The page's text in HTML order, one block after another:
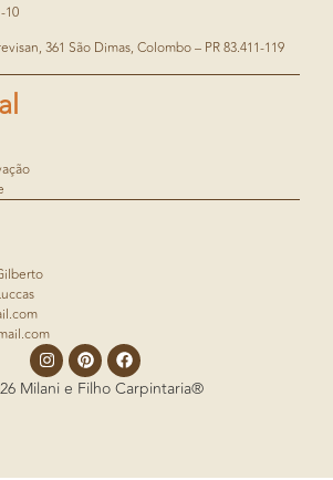
10
361 São Dimas, Colombo – PR 83.411-119
Milani e Filho Carpintaria®